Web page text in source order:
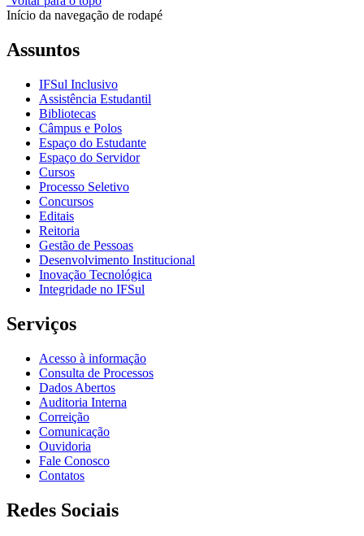
Início da navegação de rodapé
Assuntos
IFSul Inclusivo
Assistência Estudantil
Bibliotecas
Câmpus e Polos
Espaço do Estudante
Espaço do Servidor
Cursos
Processo Seletivo
Concursos
Editais
Reitoria
Gestão de Pessoas
Desenvolvimento Institucional
Inovação Tecnológica
Integridade no IFSul
Serviços
Acesso à informação
Consulta de Processos
Dados Abertos
Auditoria Interna
Correição
Comunicação
Ouvidoria
Fale Conosco
Contatos
Redes Sociais